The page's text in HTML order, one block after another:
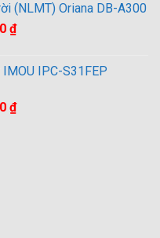
₫.là:
1,800,000 ₫.
(NLMT) Oriana DB-A300
₫.
₫Giá
là:
IPC-S31FEP
₫Giá